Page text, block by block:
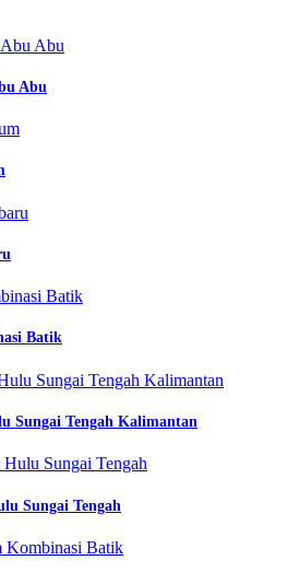
Abu
Batik
Sungai Tengah Kalimantan
Sungai Tengah